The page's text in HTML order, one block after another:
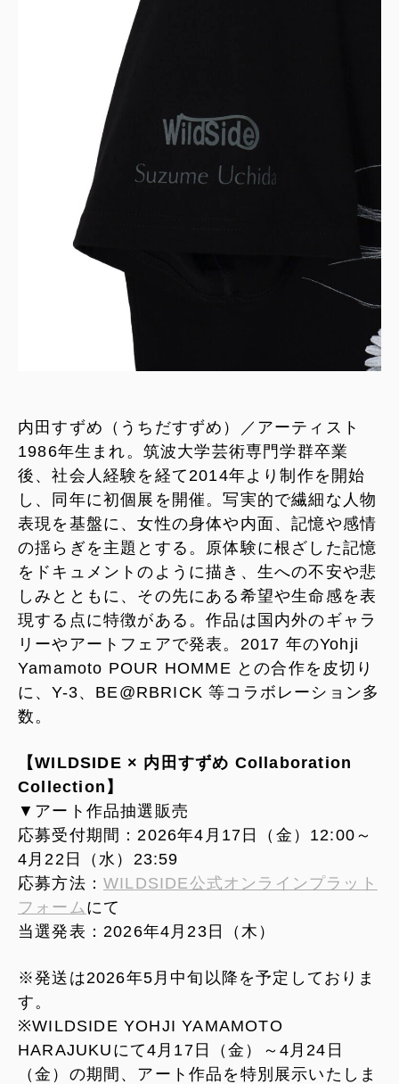
内田すずめ（うちだすずめ）／アーティスト
1986年生まれ。筑波大学芸術専門学群卒業
後、社会人経験を経て2014年より制作を開始
し、同年に初個展を開催。写実的で繊細な人物
表現を基盤に、女性の身体や内面、記憶や感情
の揺らぎを主題とする。原体験に根ざした記憶
をドキュメントのように描き、生への不安や悲
しみとともに、その先にある希望や生命感を表
現する点に特徴がある。作品は国内外のギャラ
リーやアートフェアで発表。2017 年のYohji
Yamamoto POUR HOMME との合作を皮切り
に、Y-3、BE@RBRICK 等コラボレーション多
数。
【WILDSIDE × 内田すずめ Collaboration
Collection】
▼アート作品抽選販売
応募受付期間：2026年4月17日（金）12:00～
4月22日（水）23:59
応募方法： WILDSIDE公式オンラインプラット
フォーム にて
当選発表：2026年4月23日（木）
※発送は2026年5月中旬以降を予定しておりま
す。
※WILDSIDE YOHJI YAMAMOTO
HARAJUKUにて4月17日（金）～4月24日
（金）の期間、アート作品を特別展示いたしま